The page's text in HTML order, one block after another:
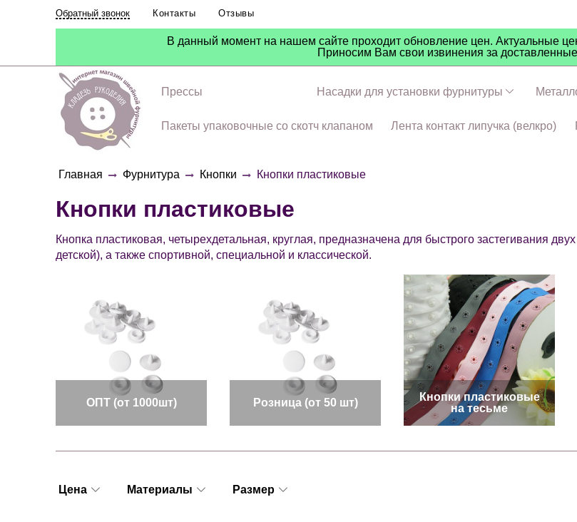
Обратный звонок Контакты Отзывы
В данный момент на нашем сайте проходит обновление цен. Актуальные
Приносим Вам свои извинения за
Прессы Насадки для установки фурнитуры
Пакеты упаковочные со скотч клапаном Лента контакт липучка (велкро)
Главная Фурнитура Кнопки Кнопки пластиковые
Кнопки пластиковые
Кнопка пластиковая, четырехдетальная, круглая, предназначена для быстрого застегивания
детской), а также спортивной, специальной и классической.
ОПТ (от 1000шт) Розница (от 50 шт)
Кнопки пластиковые
на тесьме
Цена Материалы Размер